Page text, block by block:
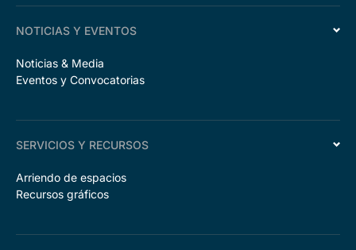
NOTICIAS Y EVENTOS
Noticias & Media
Eventos y Convocatorias
SERVICIOS Y RECURSOS
Arriendo de espacios
Recursos gráficos